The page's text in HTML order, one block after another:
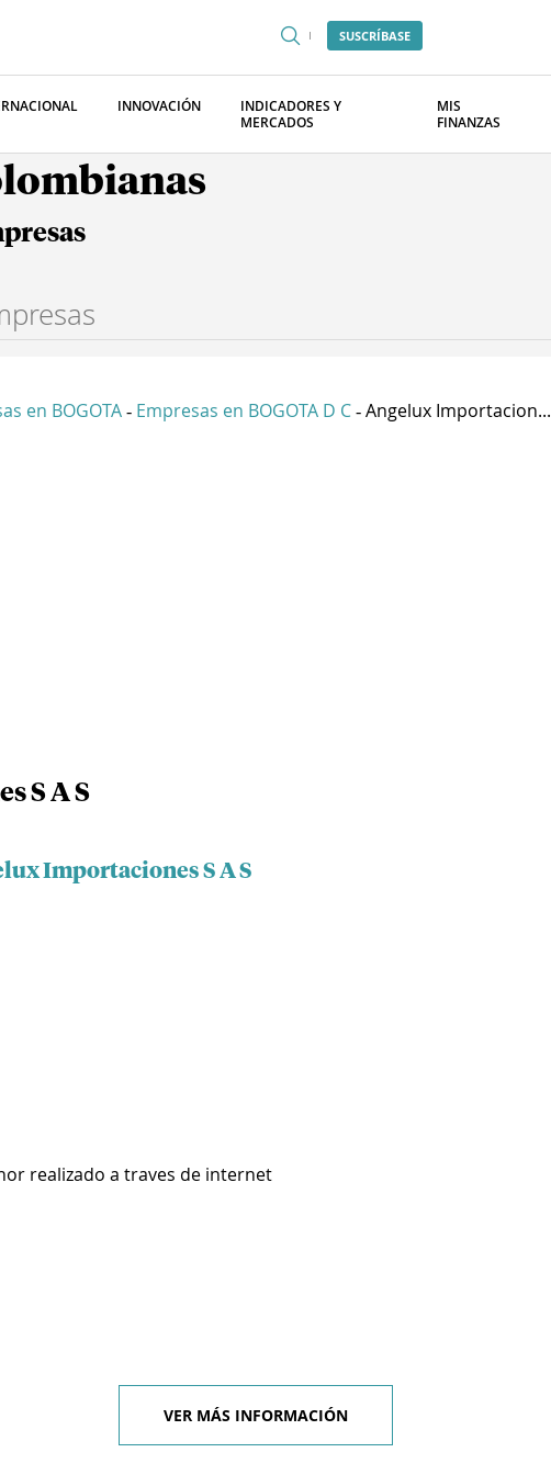
SUSCRÍBASE
INNOVACIÓN
INDICADORES Y
MERCADOS
MIS
FINANZAS
en BOGOTA - Empresas en BOGOTA D C - Angelux Importacion...
S A S
Importaciones S A S
realizado a traves de internet
VER MÁS INFORMACIÓN